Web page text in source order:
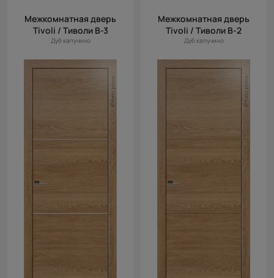
Межкомнатная дверь
Tivoli / Тиволи В-3
Дуб капучино
Межкомнатная дверь
Tivoli / Тиволи В-2
Дуб капучино